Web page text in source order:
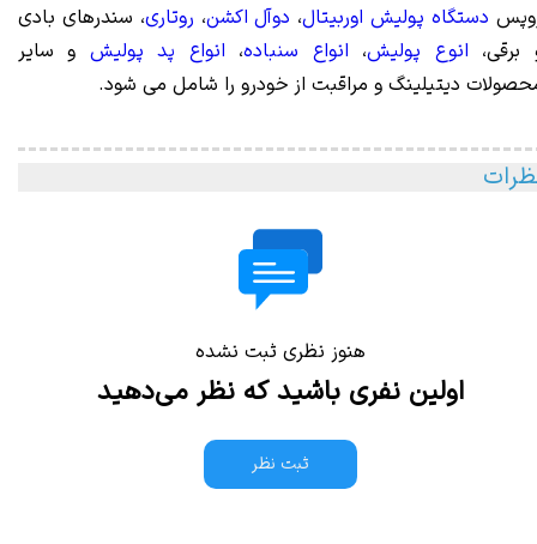
دستگاه پولیش اوربیتال، دوآل اکشن، روتاری، سندرهای بادی
برقی، انوع پولیش، انواع سنباده، انواع پد پولیش و سایر
دیتیلینگ و مراقبت از خودرو را شامل می شود.
هنوز نظری ثبت نشده
اولین نفری باشید که نظر می‌دهید
ثبت نظر